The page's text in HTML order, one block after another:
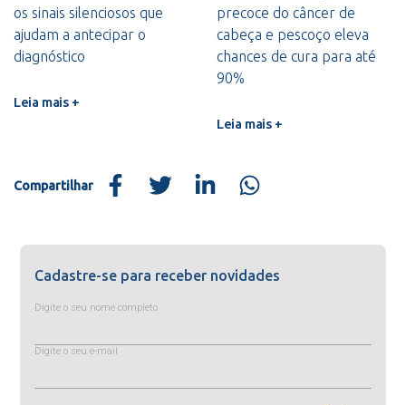
os sinais silenciosos que
ajudam a antecipar o
diagnóstico
Leia mais +
precoce do câncer de
cabeça e pescoço eleva
chances de cura para até
90%
Leia mais +
Compartilhar
Cadastre-se para receber novidades
Digite o seu nome completo
Digite o seu e-mail